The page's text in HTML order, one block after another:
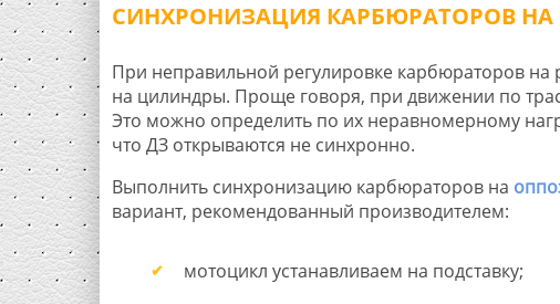
СИНХРОНИЗАЦИЯ КАРБЮРАТОРОВ
При неправильной регулировке карбюраторов
на цилиндры. Проще говоря, при движении по
Это можно определить по их неравномерному
что ДЗ открываются не синхронно.
Выполнить синхронизацию карбюраторов на
вариант, рекомендованный производителем:
мотоцикл устанавливаем на подставку;